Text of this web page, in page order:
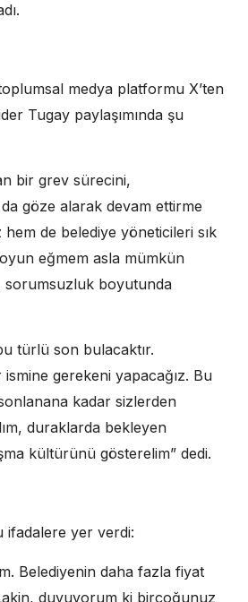
medya platformu X’ten
Tugay paylaşımında şu
bir grev sürecini,
da göze alarak devam ettirme
hem de belediye yöneticileri sık
eğmem asla mümkün
sorumsuzluk boyutunda
türlü son bulacaktır.
gerekeni yapacağız. Bu
kadar sizlerden
duraklarda bekleyen
kültürünü gösterelim” dedi.
ifadalere yer verdi:
Belediyenin daha fazla fiyat
duyuyorum ki birçoğunuz